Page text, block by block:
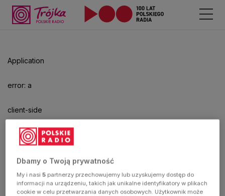
Application
error: a
client-side
exception
has
occurred
aby
odtwarzać.
Dbamy o Twoją prywatność
My i nasi5 partnerzy przechowujemy lub uzyskujemy dostęp do
informacji na urządzeniu, takich jak unikalne identyfikatory w plikach
cookie w celu przetwarzania danych osobowych. Użytkownik może